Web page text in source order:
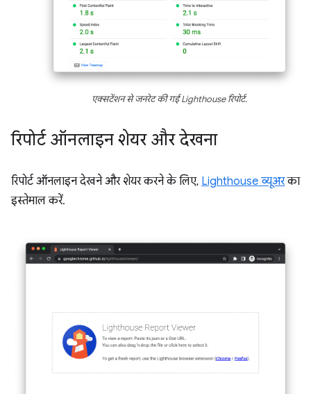
एक्सटेंशन से जनरेट की गई Lighthouse रिपोर्ट.
रिपोर्ट ऑनलाइन शेयर और देखना
रिपोर्ट ऑनलाइन देखने और शेयर करने के लिए, Lighthouse व्यूअरका
इस्तेमाल करें.